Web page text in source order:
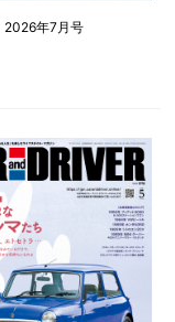
2026年7月号